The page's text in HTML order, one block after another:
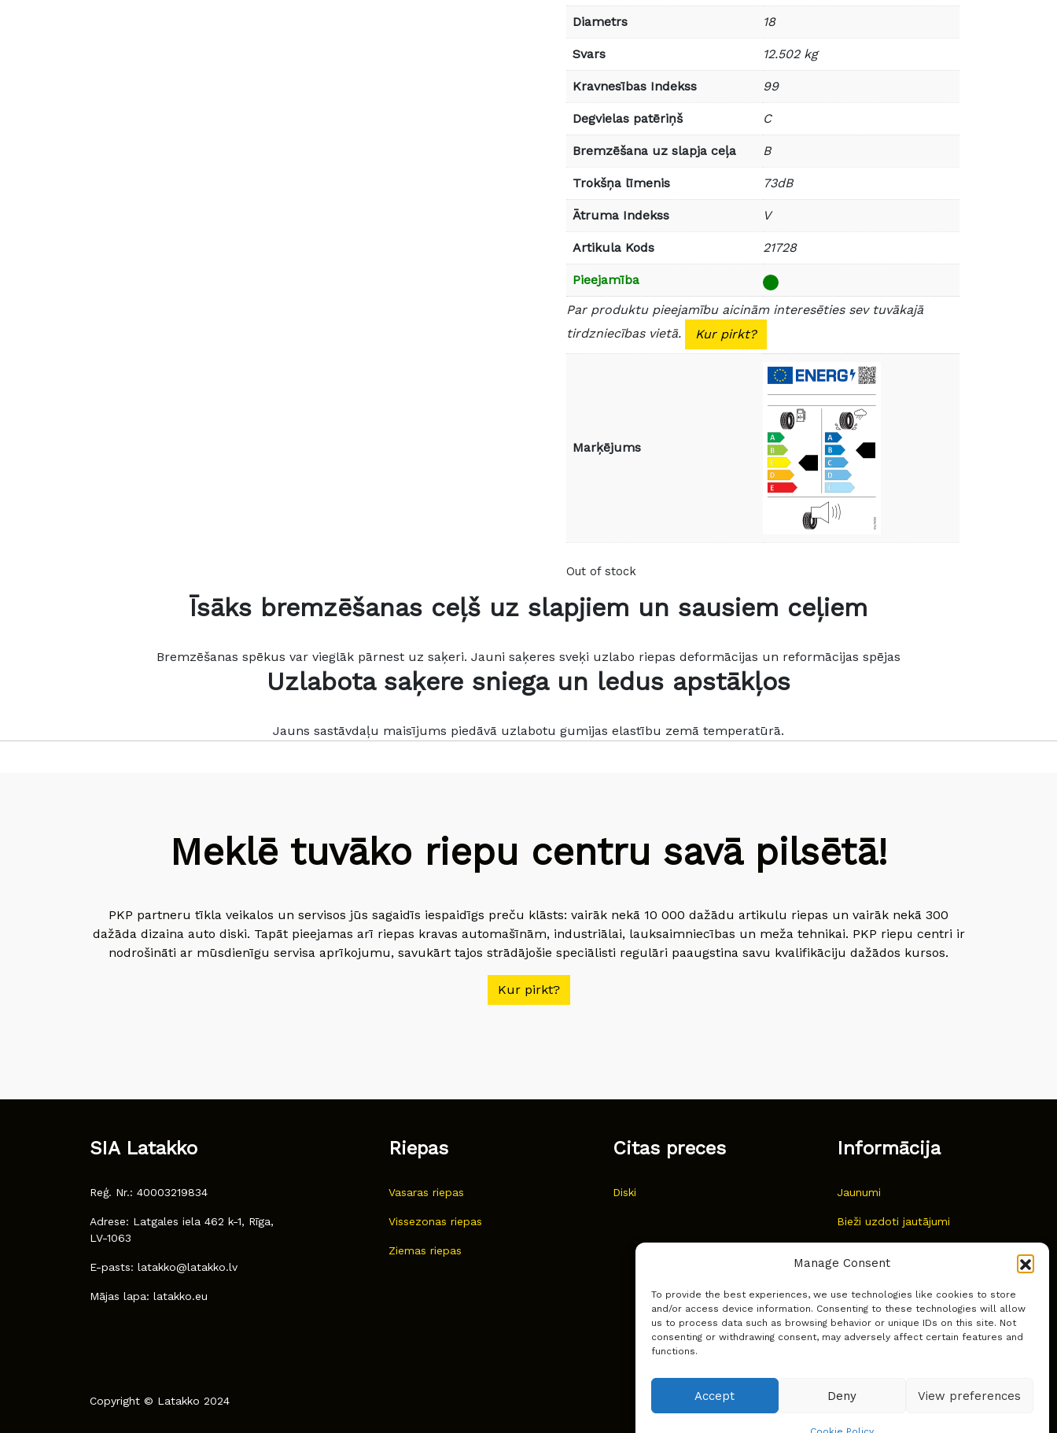
Manage Consent
To provide the best experiences, we use technologies like cookies to store
and/or access device information. Consenting to these technologies will allow
us to process data such as browsing behavior or unique IDs on this site. Not
consenting or withdrawing consent, may adversely affect certain features and
functions.
Accept Deny View preferences
Diametrs 18
Svars 12.502 kg
Kravnesības Indekss 99
Degvielas patēriņš C
Bremzēšana uz slapja ceļa B
Trokšņa līmenis 73dB
Ātruma Indekss V
Artikula Kods 21728
Pieejamība
Par produktu pieejamību aicinām interesēties sev tuvākajā
tirdzniecības vietā.
Kur pirkt?
Marķējums
Out of stock
Īsāks bremzēšanas ceļš uz slapjiem un sausiem ceļiem
Bremzēšanas spēkus var vieglāk pārnest uz saķeri. Jauni saķeres sveķi uzlabo riepas deformācijas un reformācijas spējas
Uzlabota saķere sniega un ledus apstākļos
Jauns sastāvdaļu maisījums piedāvā uzlabotu gumijas elastību zemā temperatūrā.
Meklē tuvāko riepu centru savā pilsētā!
PKP partneru tīkla veikalos un servisos jūs sagaidīs iespaidīgs preču klāsts: vairāk nekā 10 000 dažādu artikulu riepas un vairāk nekā 300
dažāda dizaina auto diski. Tapāt pieejamas arī riepas kravas automašīnām, industriālai, lauksaimniecības un meža tehnikai. PKP riepu centri ir
nodrošināti ar mūsdienīgu servisa aprīkojumu, savukārt tajos strādājošie speciālisti regulāri paaugstina savu kvalifikāciju dažādos kursos.
Kur pirkt?
SIA Latakko
Reģ. Nr.: 40003219834
Adrese: Latgales iela 462 k-1, Rīga,
LV-1063
E-pasts: latakko@latakko.lv
Mājas lapa: latakko.eu
Riepas
Vasaras riepas
Vissezonas riepas
Ziemas riepas
Citas preces
Diski
Informācija
Jaunumi
Bieži uzdoti jautājumi
Copyright © Latakko 2024